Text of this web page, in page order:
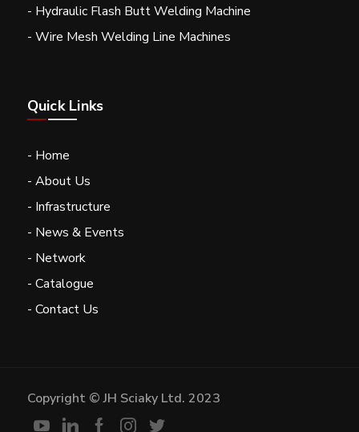
- Hydraulic Flash Butt Welding Machine
- Wire Mesh Welding Line Machines
Quick Links
- Home
- About Us
- Infrastructure
- News & Events
- Network
- Catalogue
- Contact Us
Copyright © JH Sciaky Ltd. 2023